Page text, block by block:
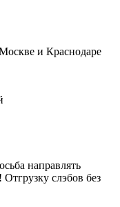
и Краснодаре
направлять
Отгрузку слэбов без